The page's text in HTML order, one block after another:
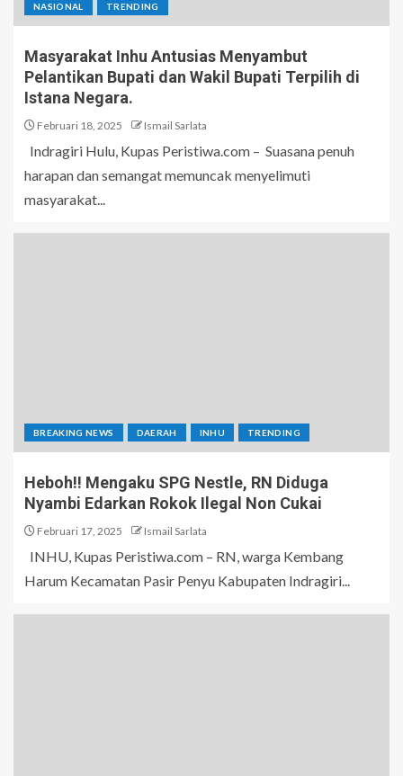
NASIONAL TRENDING
Masyarakat Inhu Antusias Menyambut
Pelantikan Bupati dan Wakil Bupati Terpilih di
Istana Negara.
Februari 18, 2025 Ismail Sarlata
Indragiri Hulu, Kupas Peristiwa.com – Suasana penuh
harapan dan semangat memuncak menyelimuti
masyarakat...
BREAKING NEWS DAERAH INHU TRENDING
Heboh!! Mengaku SPG Nestle, RN Diduga
Nyambi Edarkan Rokok Ilegal Non Cukai
Februari 17, 2025 Ismail Sarlata
INHU, Kupas Peristiwa.com – RN, warga Kembang
Harum Kecamatan Pasir Penyu Kabupaten Indragiri...